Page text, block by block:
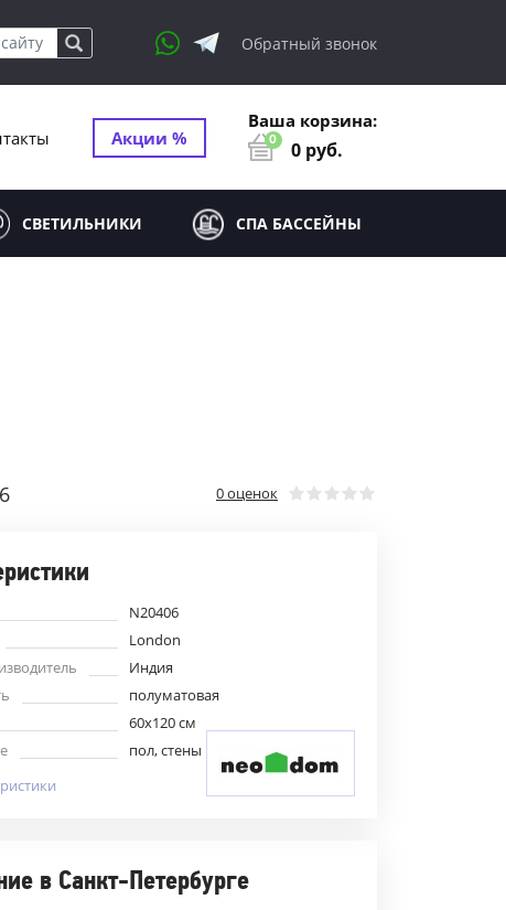
Обратный звонок
Акции %
Ваша корзина:
0 0 руб.
СВЕТИЛЬНИКИ СПА БАССЕЙНЫ
0 оценок
N20406
London
Индия
полуматовая
60x120 см
пол, стены
в Санкт-Петербурге